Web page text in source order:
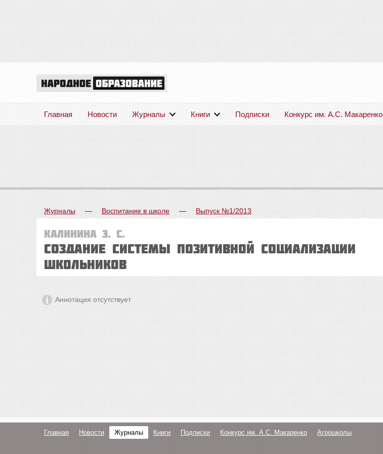
Главная Новости Журналы Книги Подписки Конкурс им. А.С. Макаренко
Журналы — Воспитание в школе — Выпуск №1/2013
Калинина Э. С.
Создание системы позитивной социализации
школьников
Аннотация отсутствует
Главная Новости Журналы Книги Подписки Конкурс им. А.С. Макаренко Агрошколы